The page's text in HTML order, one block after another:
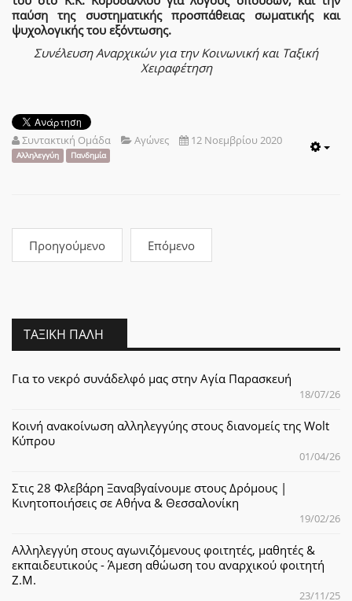
παύση της συστηματικής προσπάθειας σωματικής και
ψυχολογικής του εξόντωσης.
Συνέλευση Αναρχικών για την Κοινωνική και Ταξική
Χειραφέτηση
Συντακτική Ομάδα Αγώνες 12 Νοεμβρίου 2020
Αλληλεγγύη Πανδημία
Προηγούμενο Επόμενο
ΤΑΞΙΚΉ ΠΆΛΗ
Για το νεκρό συνάδελφό μας στην Αγία Παρασκευή
18/07/26
Κοινή ανακοίνωση αλληλεγγύης στους διανομείς της Wolt
Κύπρου
01/04/26
Στις 28 Φλεβάρη Ξαναβγαίνουμε στους Δρόμους |
Κινητοποιήσεις σε Αθήνα & Θεσσαλονίκη
19/02/26
Αλληλεγγύη στους αγωνιζόμενους φοιτητές, μαθητές &
εκπαιδευτικούς - Άμεση αθώωση του αναρχικού φοιτητή
Ζ.Μ.
23/11/25